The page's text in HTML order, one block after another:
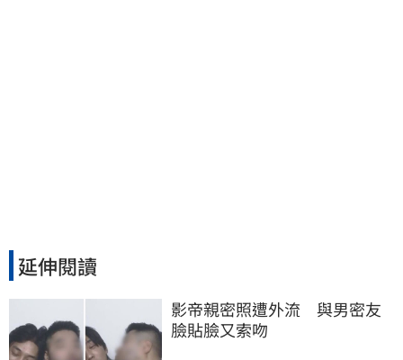
延伸閱讀
影帝親密照遭外流　與男密友
臉貼臉又索吻